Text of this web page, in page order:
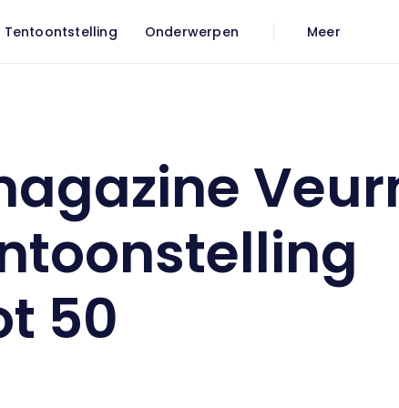
Tentoontstelling Onderwerpen Meer
50